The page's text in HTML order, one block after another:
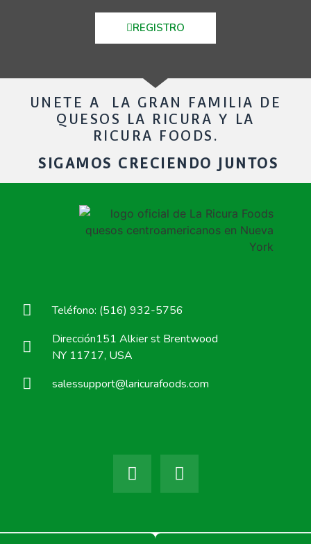
REGISTRO
UNETE A LA GRAN FAMILIA DE
QUESOS LA RICURA Y LA
RICURA FOODS.
SIGAMOS CRECIENDO JUNTOS
Teléfono: (516) 932-5756
Dirección151 Alkier st Brentwood
NY 11717, USA
salessupport@laricurafoods.com